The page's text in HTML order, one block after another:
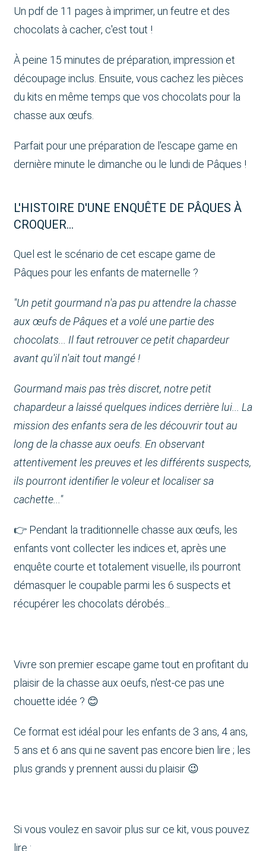
Un pdf de 11 pages à imprimer, un feutre et des
chocolats à cacher, c'est tout !
À peine 15 minutes de préparation, impression et
découpage inclus. Ensuite, vous cachez les pièces
du kits en même temps que vos chocolats pour la
chasse aux œufs.
Parfait pour une préparation de l'escape game en
dernière minute le dimanche ou le lundi de Pâques !
L'HISTOIRE D'UNE ENQUÊTE DE PÂQUES À
CROQUER...
Quel est le scénario de cet escape game de
Pâques pour les enfants de maternelle ?
"Un petit gourmand n'a pas pu attendre la chasse
aux œufs de Pâques et a volé une partie des
chocolats... Il faut retrouver ce petit chapardeur
avant qu'il n'ait tout mangé !
Gourmand mais pas très discret, notre petit
chapardeur a laissé quelques indices derrière lui... La
mission des enfants sera de les découvrir tout au
long de la chasse aux oeufs. En observant
attentivement les preuves et les différents suspects,
ils pourront identifier le voleur et localiser sa
cachette..."
👉 Pendant la traditionnelle chasse aux œufs, les
enfants vont collecter les indices et, après une
enquête courte et totalement visuelle, ils pourront
démasquer le coupable parmi les 6 suspects et
récupérer les chocolats dérobés...
Vivre son premier escape game tout en profitant du
plaisir de la chasse aux oeufs, n'est-ce pas une
chouette idée ? 😊
Ce format est idéal pour les enfants de 3 ans, 4 ans,
5 ans et 6 ans qui ne savent pas encore bien lire ; les
plus grands y prennent aussi du plaisir 😉
Si vous voulez en savoir plus sur ce kit, vous pouvez
lire :